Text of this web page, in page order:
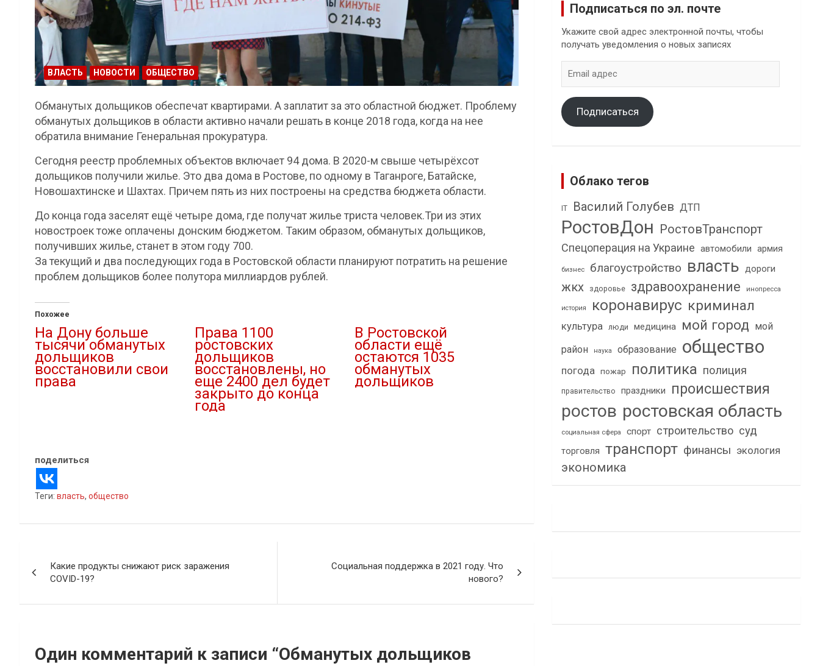
ВЛАСТЬ НОВОСТИ ОБЩЕСТВО
Обманутых дольщиков обеспечат квартирами. А заплатит за это областной бюджет. Проблему
обманутых дольщиков в области активно начали решать в конце 2018 года, когда на нее
обратила внимание Генеральная прокуратура.
Сегодня реестр проблемных объектов включает 94 дома. В 2020-м свыше четырёхсот
дольщиков получили жилье. Это два дома в Ростове, по одному в Таганроге, Батайске,
Новошахтинске и Шахтах. Причем пять из них построены на средства бюджета области.
До конца года заселят ещё четыре дома, где получат жилье триста человек.Три из этих
новостроек тоже оплачены донским бюджетом. Таким образом, обманутых дольщиков,
получивших жилье, станет в этом году 700.
За текущий и два последующих года в Ростовской области планируют потратить на решение
проблем дольщиков более полутора миллиардов рублей.
Похожее
На Дону больше
тысячи обманутых
дольщиков
восстановили свои
права
Права 1100
ростовских
дольщиков
восстановлены, но
еще 2400 дел будет
закрыто до конца
года
В Ростовской
области ещё
остаются 1035
обманутых
дольщиков
поделиться
Теги: власть, общество
по
записям
Какие продукты снижают риск заражения
COVID-19?
Социальная поддержка в 2021 году. Что
нового?
Один комментарий к записи “Обманутых дольщиков
Подписаться по эл. почте
Укажите свой адрес электронной почты, чтобы
получать уведомления о новых записях
адрес
Подписаться
Облако тегов
IT Василий Голубев ДТП
РостовДон РостовТранспорт
Спецоперация на Украине автомобили армия
бизнес благоустройство власть дороги
жкх здоровье здравоохранение инопресса
история коронавирус криминал
культура люди медицина мой город мой
район
наука образование общество
погода пожар политика полиция
правительство праздники происшествия
ростов ростовская область
социальная сфера спорт строительство суд
торговля транспорт финансы экология
экономика